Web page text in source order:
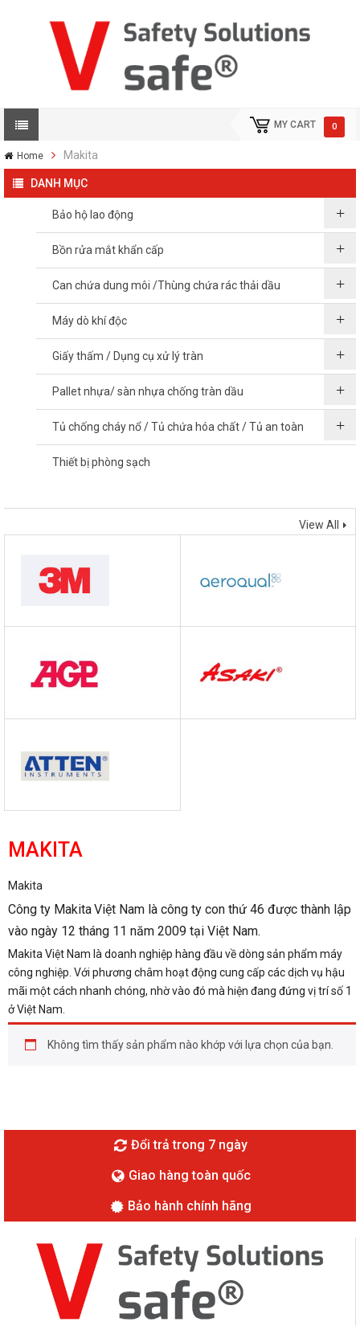
MY CART 0
Home Makita
DANH MỤC
Bảo hộ lao động
Bồn rửa mắt khẩn cấp
Can chứa dung môi /Thùng chứa rác thải dầu
Máy dò khí độc
Giấy thấm / Dụng cụ xử lý tràn
Pallet nhựa/ sàn nhựa chống tràn dầu
Tủ chống cháy nổ / Tủ chứa hóa chất / Tủ an toàn
Thiết bị phòng sạch
View All
MAKITA
Makita
Công ty MakitaViệt Nam là công ty con thứ 46 được thành lập
vào ngày 12 tháng 11 năm 2009 tại Việt Nam.
Makita Việt Nam là doanh nghiệp hàng đầu về dòng sản phẩm máy
công nghiệp. Với phương châm hoạt động cung cấp các dịch vụ hậu
mãi một cách nhanh chóng, nhờ vào đó mà hiện đang đứng vị trí số 1
ở Việt Nam.
Không tìm thấy sản phẩm nào khớp với lựa chọn của bạn.
Đổi trả trong 7 ngày
Giao hàng toàn quốc
Bảo hành chính hãng